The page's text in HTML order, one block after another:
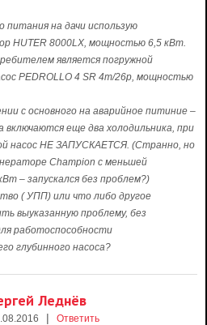
питания на дачи использую
HUTER 8000LX, мощностью 6,5 кВт.
является погружной
PEDROLLO 4 SR 4m/26p, мощностью
с основного на аварийное питиние –
включаются еще два холодильника, при
насос НЕ ЗАПУСКАЕТСЯ. (Странно, но
Champion c меньшей
– запускался без проблем?)
( УПП) или что либо другое
выуказанную проблему, без
работоспособности
глубинного насоса?
Леднёв
|
Ответить